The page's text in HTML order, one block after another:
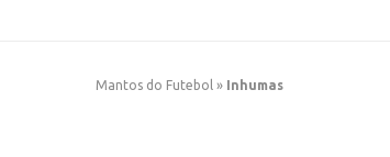
Mantos do Futebol » Inhumas